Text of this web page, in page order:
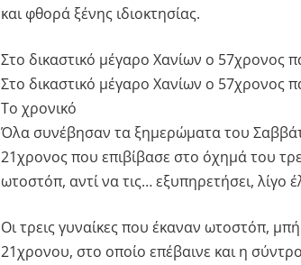
και φθορά ξένης ιδιοκτησίας.
Στο δικαστικό μέγαρο Χανίων ο 57χρονος
Στο δικαστικό μέγαρο Χανίων ο 57χρονος
Το χρονικό
Όλα συνέβησαν τα ξημερώματα του
21χρονος που επιβίβασε στο όχημά του
ωτοστόπ, αντί να τις… εξυπηρετήσει, λίγο
Οι τρεις γυναίκες που έκαναν ωτοστόπ,
21χρονου, στο οποίο επέβαινε και η